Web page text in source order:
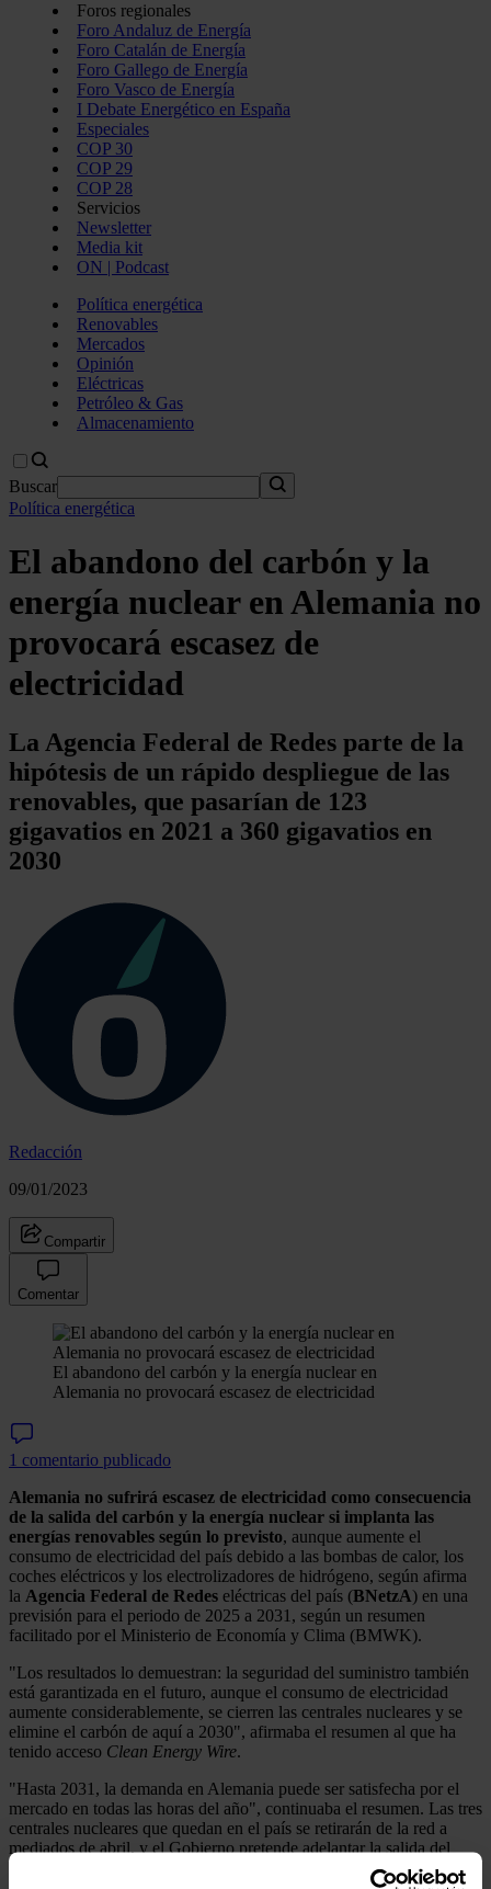
Foros regionales
Foro Andaluz de Energía
Foro Catalán de Energía
Foro Gallego de Energía
Foro Vasco de Energía
I Debate Energético en España
Especiales
COP 30
COP 29
COP 28
Servicios
Newsletter
Media kit
ON | Podcast
Política energética
Renovables
Mercados
Opinión
Eléctricas
Petróleo & Gas
Almacenamiento
Buscar
Política energética
El abandono del carbón y la
energía nuclear en Alemania no
provocará escasez de
electricidad
La Agencia Federal de Redes parte de la
hipótesis de un rápido despliegue de las
renovables, que pasarían de 123
gigavatios en 2021 a 360 gigavatios en
2030
Redacción
09/01/2023
Compartir
Comentar
El abandono del carbón y la energía nuclear en
Alemania no provocará escasez de electricidad
1 comentario publicado
Alemania no sufrirá escasez de electricidad como consecuencia
de la salida del carbón y la energía nuclear si implanta las
energías renovables según lo previsto, aunque aumente el
consumo de electricidad del país debido a las bombas de calor, los
coches eléctricos y los electrolizadores de hidrógeno, según afirma
la Agencia Federal de Redes eléctricas del país (BNetzA) en una
previsión para el periodo de 2025 a 2031, según un resumen
facilitado por el Ministerio de Economía y Clima (BMWK).
"Los resultados lo demuestran: la seguridad del suministro también
está garantizada en el futuro, aunque el consumo de electricidad
aumente considerablemente, se cierren las centrales nucleares y se
elimine el carbón de aquí a 2030", afirmaba el resumen al que ha
tenido acceso Clean Energy Wire.
"Hasta 2031, la demanda en Alemania puede ser satisfecha por el
mercado en todas las horas del año", continuaba el resumen. Las tres
centrales nucleares que quedan en el país se retirarán de la red a
mediados de abril, y el Gobierno pretende adelantar la salida del
carbón de la fecha acordada de 2038, "idealmente" a 2030.